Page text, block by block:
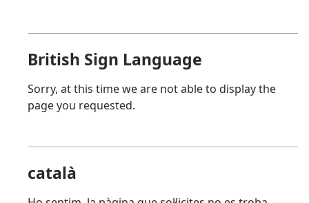
British Sign Language
Sorry, at this time we are not able to display the
page you requested.
català